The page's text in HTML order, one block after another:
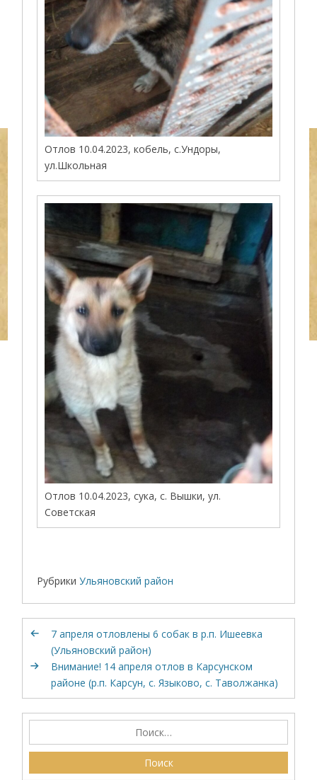
Отлов 10.04.2023, кобель, с.Ундоры,
ул.Школьная
Отлов 10.04.2023, сука, с. Вышки, ул.
Советская
Рубрики Ульяновский район
7 апреля отловлены 6 собак в р.п. Ишеевка
(Ульяновский район)
Внимание! 14 апреля отлов в Карсунском
районе (р.п. Карсун, с. Языково, с. Таволжанка)